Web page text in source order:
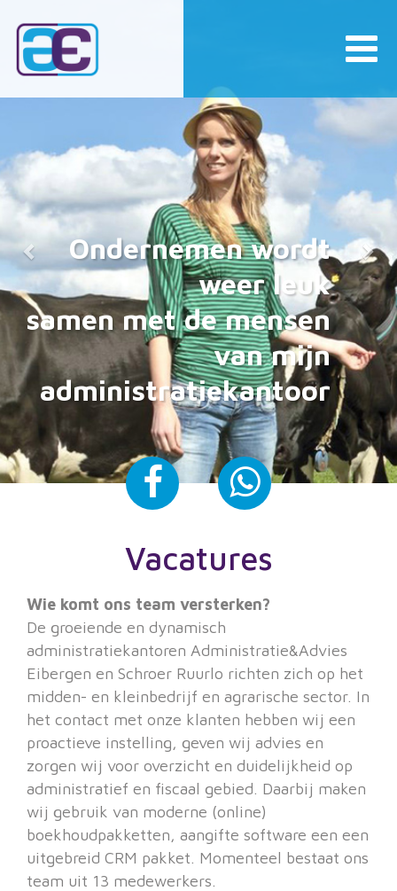
Uw belastingaangifte
en eventuele toeslagen
goed geregeld !
Vacatures
Wie komt ons team versterken?
De groeiende en dynamisch
administratiekantoren Administratie&Advies
Eibergen en Schroer Ruurlo richten zich op het
midden- en kleinbedrijf en agrarische sector. In
het contact met onze klanten hebben wij een
proactieve instelling, geven wij advies en
zorgen wij voor overzicht en duidelijkheid op
administratief en fiscaal gebied. Daarbij maken
wij gebruik van moderne (online)
boekhoudpakketten, aangifte software een een
uitgebreid CRM pakket. Momenteel bestaat ons
team uit 13 medewerkers.